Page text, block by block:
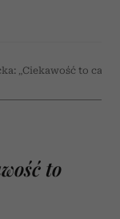
„Ciekawość to cała
to